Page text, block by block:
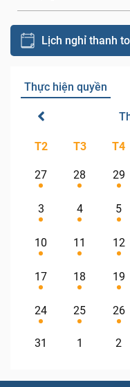
Lịch nghỉ thanh
Thực hiện quyền
T2 T3 T4
27 28 29
3 4 5
10 11 12
17 18 19
24 25 26
31 1 2